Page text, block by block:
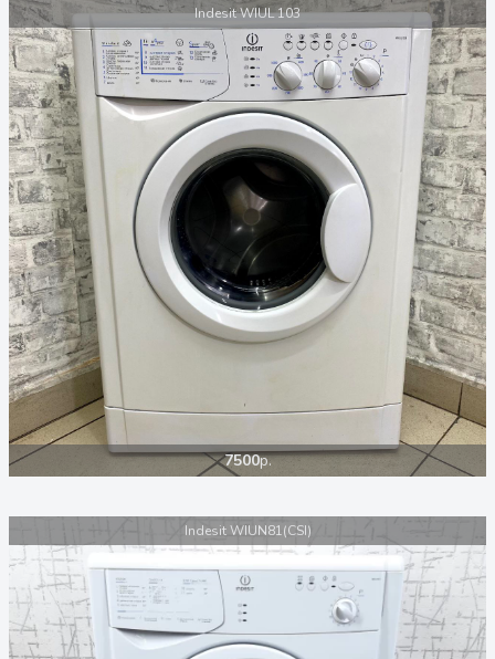
Indesit WIUL 103
7500р.
Indesit WIUN81(CSI)